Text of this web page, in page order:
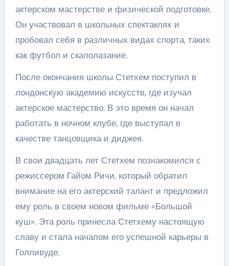
актерском мастерстве и физической подготовке.
Он участвовал в школьных спектаклях и
пробовал себя в различных видах спорта, таких
как футбол и скалолазание.
После окончания школы Стетхем поступил в
лондонскую академию искусств, где изучал
актерское мастерство. В это время он начал
работать в ночном клубе, где выступал в
качестве танцовщика и диджея.
В свои двадцать лет Стетхем познакомился с
режиссером Гайом Ричи, который обратил
внимание на его актерский талант и предложил
ему роль в своем новом фильме «Большой
куш». Эта роль принесла Стетхему настоящую
славу и стала началом его успешной карьеры в
Голливуде.